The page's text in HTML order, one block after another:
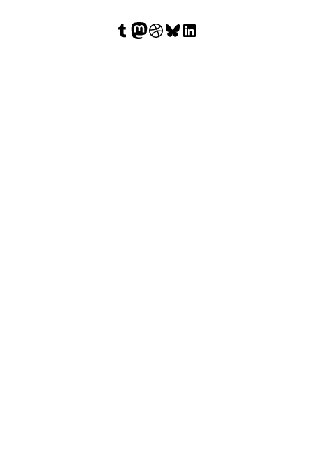
Tumblr Mastodon Dribbble Bluesky LinkedIn